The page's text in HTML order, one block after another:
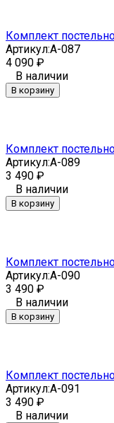
Комплект
Артикул:A-087
4 090 ₽
В наличии
В корзину
Комплект
Артикул:A-089
3 490 ₽
В наличии
В корзину
Комплект
Артикул:A-090
3 490 ₽
В наличии
В корзину
Комплект
Артикул:A-091
3 490 ₽
В наличии